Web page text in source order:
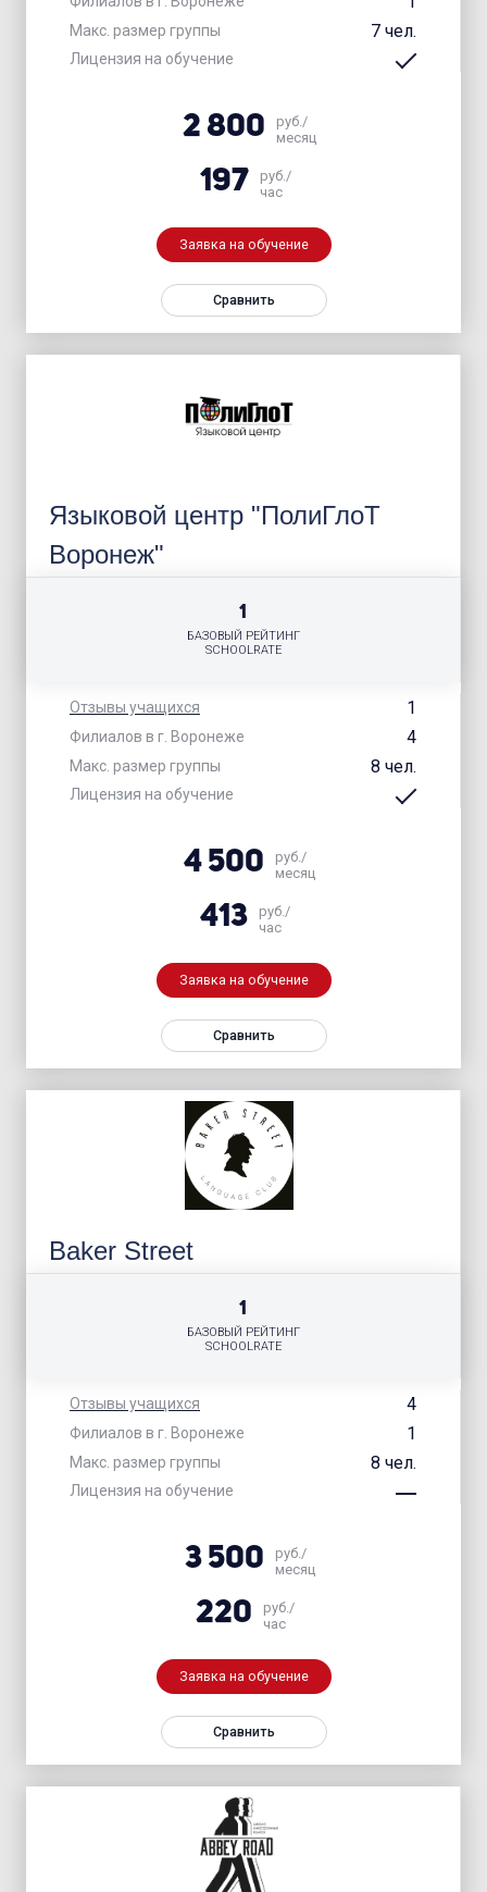
Макс. размер группы 7 чел.
Лицензия на обучение
2 800
руб./
месяц
197
руб./
час
Заявка на обучение
Сравнить
Языковой центр "ПолиГлоТ
Воронеж"
Отзывы учащихся 1
Филиалов в г. Воронеже 4
Макс. размер группы 8 чел.
Лицензия на обучение
1
БАЗОВЫЙ РЕЙТИНГ
SCHOOLRATE
4 500
руб./
месяц
413
руб./
час
Заявка на обучение
Сравнить
Baker Street
Отзывы учащихся 4
Филиалов в г. Воронеже 1
Макс. размер группы 8 чел.
Лицензия на обучение
1
БАЗОВЫЙ РЕЙТИНГ
SCHOOLRATE
3 500
руб./
месяц
220
руб./
час
Заявка на обучение
Сравнить